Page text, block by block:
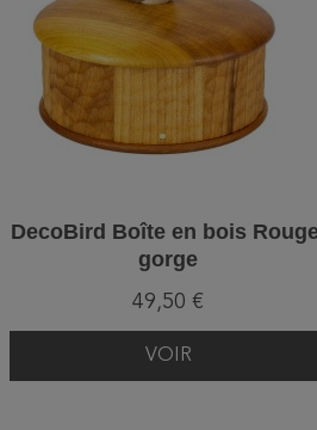
DecoBird Boîte en bois
gorge
49,50 €
VOIR